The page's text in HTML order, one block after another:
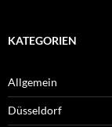
KATEGORIEN
Allgemein
Düsseldorf